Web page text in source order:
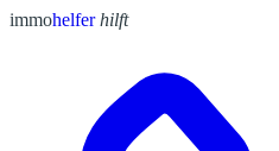
immohelfer hilft